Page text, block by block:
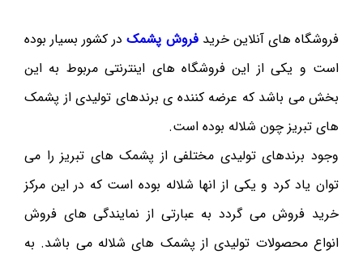
فروشگاه های آنلاین خریدفروش پشمکدر کشور بسیار بوده
است و یکی از این فروشگاه های اینترنتی مربوط به این
بخش می باشد که عرضه کننده ی برندهای تولیدی از پشمک
های تبریز چون شلاله بوده است.
وجود برندهای تولیدی مختلفی از پشمک های تبریز را می
توان یاد کرد و یکی از انها شلاله بوده است که در این مرکز
خرید فروش می گردد به عبارتی از نمایندگی های فروش
انواع محصولات تولیدی از پشمک های شلاله می باشد. به